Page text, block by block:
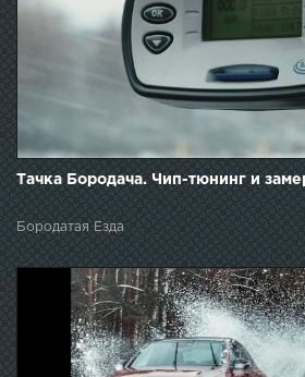
Тачка Бородача. Чип-тюнинг и
Бородатая Езда